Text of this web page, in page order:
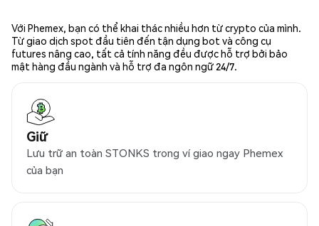
Với Phemex, bạn có thể khai thác nhiều hơn từ crypto của mình.
Từ giao dịch spot đầu tiên đến tận dụng bot và công cụ
futures nâng cao, tất cả tính năng đều được hỗ trợ bởi bảo
mật hàng đầu ngành và hỗ trợ đa ngôn ngữ 24/7.
Giữ
Lưu trữ an toàn STONKS trong ví giao ngay Phemex
của bạn